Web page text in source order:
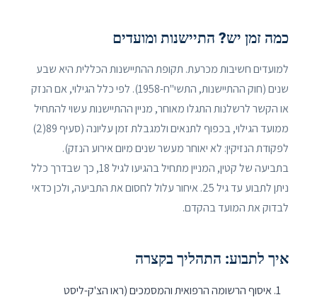
כמה זמן יש? התיישנות ומועדים
למועדים חשיבות מכרעת. תקופת ההתיישנות הכללית היא שבע
שנים (חוק ההתיישנות, התשי"ח-1958). לפי כלל הגילוי, אם הנזק
או הקשר לרשלנות התגלו מאוחר, מניין ההתיישנות עשוי להתחיל
ממועד הגילוי, בכפוף לתנאים ולמגבלת זמן עליונה (סעיף 89(2)
לפקודת הנזיקין: לא יאוחר מעשר שנים מיום אירוע הנזק).
בתביעה של קטין, המניין מתחיל בהגיעו לגיל 18, כך שבדרך כלל
ניתן לתבוע עד גיל 25. איחור עלול לחסום את התביעה, ולכן כדאי
לבדוק את המועד בהקדם.
איך לתבוע: התהליך בקצרה
איסוף הרשומה הרפואית והמסמכים (ראו הצ'ק-ליסט